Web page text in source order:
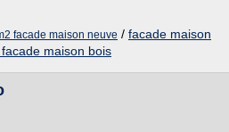
facade maison neuve / facade maison
maison bois